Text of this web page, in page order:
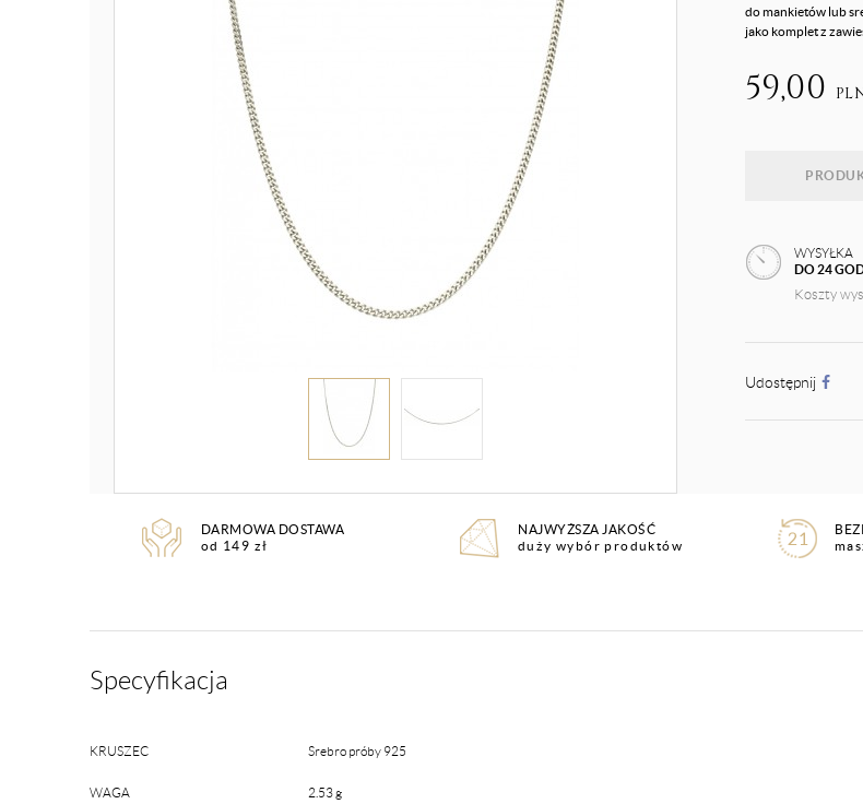
do mankietów lub
jako komplet z
59,00
WYSYŁKA
DO 24
Koszty
Udostępnij
DARMOWA DOSTAWA
od 149 zł
NAJWYŻSZA JAKOŚĆ
duży wybór produktów
Specyfikacja
KRUSZEC Srebro próby 925
WAGA 2.53 g